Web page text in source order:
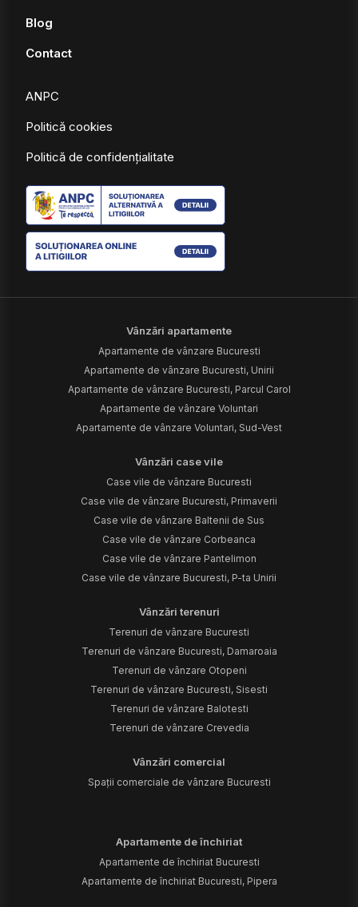
Blog
Contact
ANPC
Politică cookies
Politică de confidențialitate
Vânzări apartamente
Apartamente de vânzare Bucuresti
Apartamente de vânzare Bucuresti, Unirii
Apartamente de vânzare Bucuresti, Parcul Carol
Apartamente de vânzare Voluntari
Apartamente de vânzare Voluntari, Sud-Vest
Vânzări case vile
Case vile de vânzare Bucuresti
Case vile de vânzare Bucuresti, Primaverii
Case vile de vânzare Baltenii de Sus
Case vile de vânzare Corbeanca
Case vile de vânzare Pantelimon
Case vile de vânzare Bucuresti, P-ta Unirii
Vânzări terenuri
Terenuri de vânzare Bucuresti
Terenuri de vânzare Bucuresti, Damaroaia
Terenuri de vânzare Otopeni
Terenuri de vânzare Bucuresti, Sisesti
Terenuri de vânzare Balotesti
Terenuri de vânzare Crevedia
Vânzări comercial
Spații comerciale de vânzare Bucuresti
Apartamente de închiriat
Apartamente de închiriat Bucuresti
Apartamente de închiriat Bucuresti, Pipera